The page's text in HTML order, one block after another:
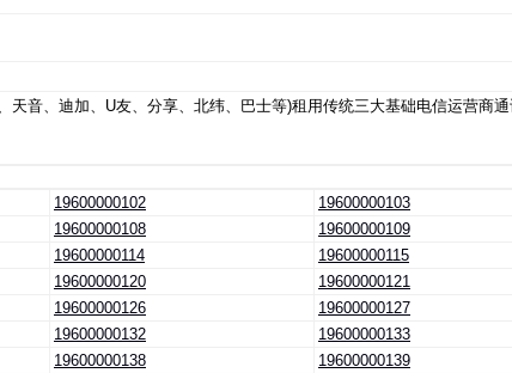
音、迪加、U友、分享、北纬、巴士等)租用传统三大基础电信运营商
19600000102 19600000103
19600000108 19600000109
19600000114 19600000115
19600000120 19600000121
19600000126 19600000127
19600000132 19600000133
19600000138 19600000139